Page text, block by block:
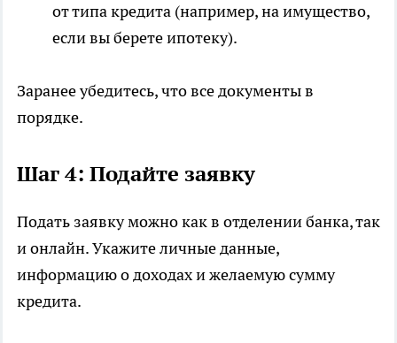
от типа кредита (например, на имущество,
если вы берете ипотеку).
Заранее убедитесь, что все документы в
порядке.
Шаг 4: Подайте заявку
Подать заявку можно как в отделении банка, так
и онлайн. Укажите личные данные,
информацию о доходах и желаемую сумму
кредита.